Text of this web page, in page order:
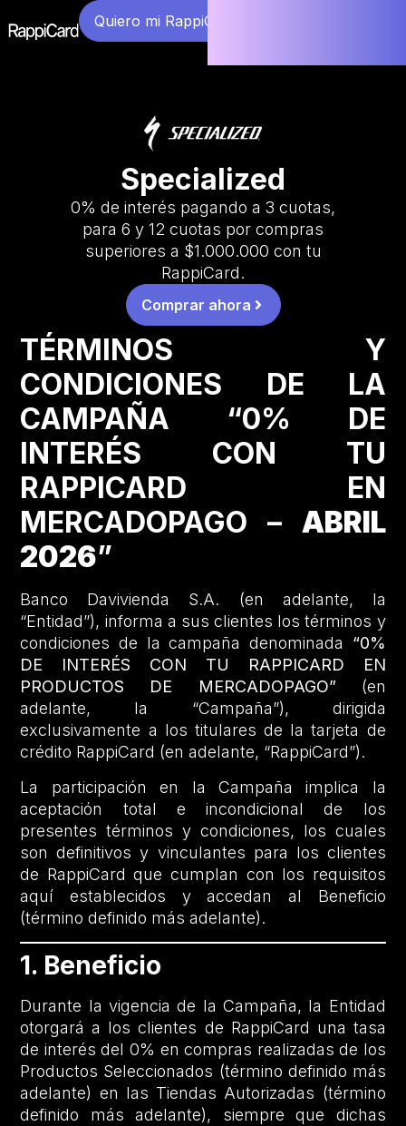
Quiero mi RappiCard
Specialized
0% de interés pagando a 3 cuotas,
para 6 y 12 cuotas por compras
superiores a $1.000.000 con tu
RappiCard.
Comprar ahora
TÉRMINOS Y
CONDICIONES DE LA
CAMPAÑA “0% DE
INTERÉS CON TU
RAPPICARD EN
MERCADOPAGO – ABRIL
2026”
Banco Davivienda S.A. (en adelante, la
“Entidad”), informa a sus clientes los términos y
condiciones de la campaña denominada “0%
DE INTERÉS CON TU RAPPICARD EN
PRODUCTOS DE MERCADOPAGO” (en
adelante, la “Campaña”), dirigida
exclusivamente a los titulares de la tarjeta de
crédito RappiCard (en adelante, “RappiCard”).
La participación en la Campaña implica la
aceptación total e incondicional de los
presentes términos y condiciones, los cuales
son definitivos y vinculantes para los clientes
de RappiCard que cumplan con los requisitos
aquí establecidos y accedan al Beneficio
(término definido más adelante).
1. Beneficio
Durante la vigencia de la Campaña, la Entidad
otorgará a los clientes de RappiCard una tasa
de interés del 0% en compras realizadas de los
Productos Seleccionados (término definido más
adelante) en las Tiendas Autorizadas (término
definido más adelante), siempre que dichas